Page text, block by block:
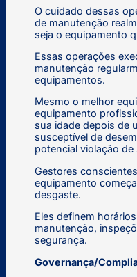
O cuidado dessas
de manutenção
seja o equipamento
Essas operações
manutenção
equipamentos.
Mesmo o melhor
equipamento
sua idade depois de
susceptível de
potencial violação
Gestores
equipamento
desgaste.
Eles definem
manutenção,
segurança.
Governança/